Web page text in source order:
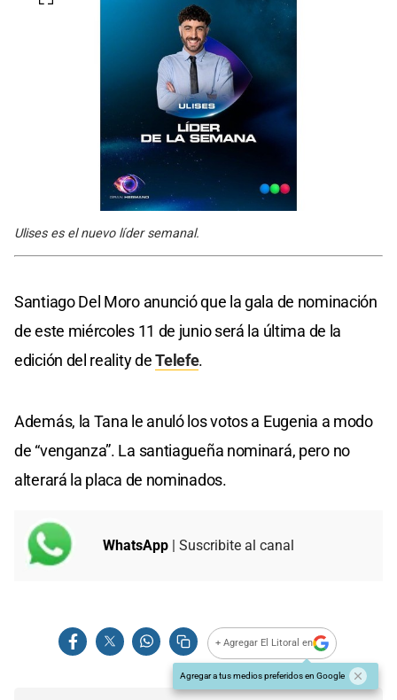
Ulises es el nuevo líder semanal.
Santiago Del Moro anunció que la gala de nominación
de este miércoles 11 de junio será la última de la
edición del reality deTelefe.
Además, la Tana le anuló los votos a Eugenia a modo
de “venganza”. La santiagueña nominará, pero no
alterará la placa de nominados.
WhatsApp | Suscribite al canal
+ Agregar El Litoral en
Agregar a tus medios preferidos en Google